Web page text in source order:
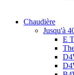
Chaudière
Jusqu'à
E